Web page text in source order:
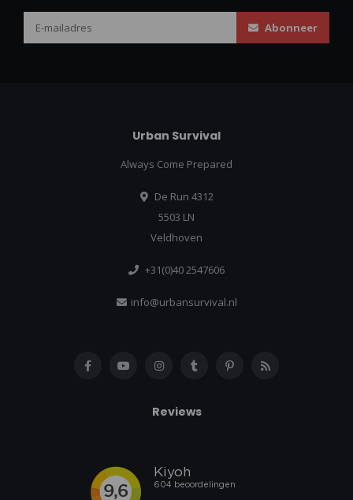
Abonneer
Urban Survival
Always Come Prepared
De Run 4312
5503 LN
Veldhoven
+31(0)40 2547606
info@urbansurvival.nl
Reviews